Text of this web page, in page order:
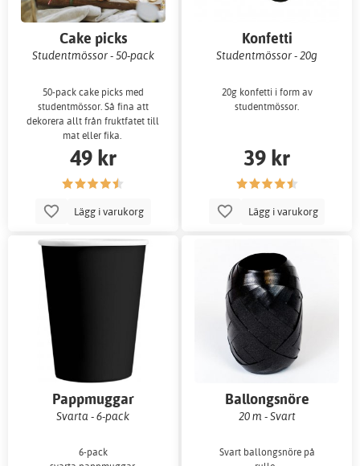
Cake picks
Studentmössor - 50-pack
50-pack cake picks med
studentmössor. Så fina att
dekorera allt från fruktfatet till
mat eller fika.
49 kr
Lägg i varukorg
Konfetti
Studentmössor - 20g
20g konfetti i form av
studentmössor.
39 kr
Lägg i varukorg
Pappmuggar
Svarta - 6-pack
6-pack
Ballongsnöre
20 m - Svart
Svart ballongsnöre på